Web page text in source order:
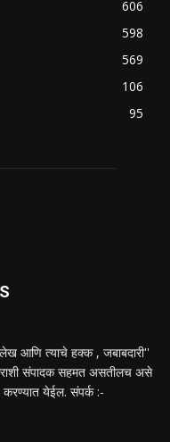
606
598
569
106
95
आणि त्याचे हक्क , जबाबदारी''
संपादक सहमत असतीलच असे
करण्यात येईल. संपर्क :-